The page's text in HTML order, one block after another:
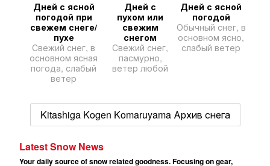
Дней с ясной
погодой при
свежем снеге/
пухе
Свежий снег, в
основном ясная
погода, слабый
ветер
Дней с
пухом или
свежим
снегом
Свежий снег,
пасмурно,
ветер любой
Дней с ясной
погодой
Обычный снег, в
основном ясно,
слабый ветер
Kitashiga Kogen Komaruyama Архив снега